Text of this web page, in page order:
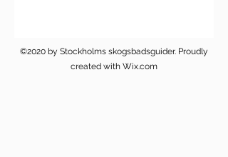
©2020 by Stockholms skogsbadsguider. Proudly
created with Wix.com